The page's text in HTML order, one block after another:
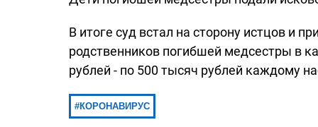
В итоге суд встал на сторону истцов и
родственников погибшей медсестры в
рублей - по 500 тысяч рублей каждому
КОРОНАВИРУС